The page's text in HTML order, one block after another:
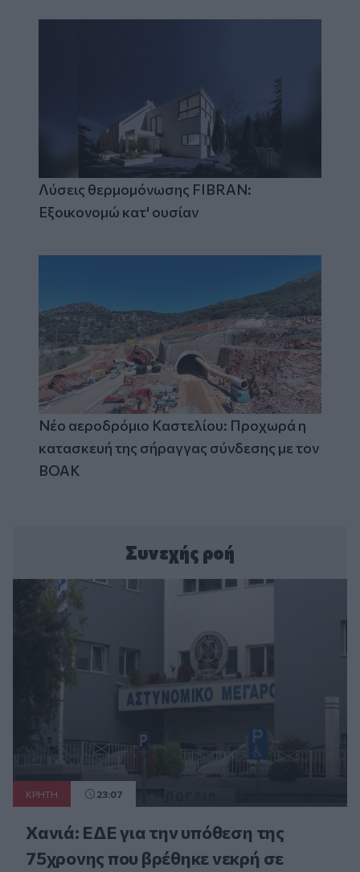
Λύσεις θερμομόνωσης FIBRAN:
Εξοικονομώ κατ' ουσίαν
Νέο αεροδρόμιο Καστελίου: Προχωρά η
κατασκευή της σήραγγας σύνδεσης με τον
ΒΟΑΚ
Συνεχής ροή
ΚΡΗΤΗ 23:07
Χανιά: ΕΔΕ για την υπόθεση της
75χρονης που βρέθηκε νεκρή σε